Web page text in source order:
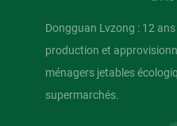
Dongguan Lvzong : 12 ans
production et
ménagers jetables
supermarchés.